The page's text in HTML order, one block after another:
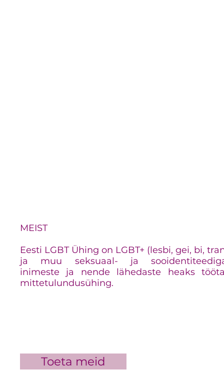
MEIST
Eesti LGBT Ühing on LGBT+ (lesbi, gei, bi,
ja muu seksuaal- ja
inimeste ja nende lähedaste heaks
mittetulundusühing.
Toeta meid